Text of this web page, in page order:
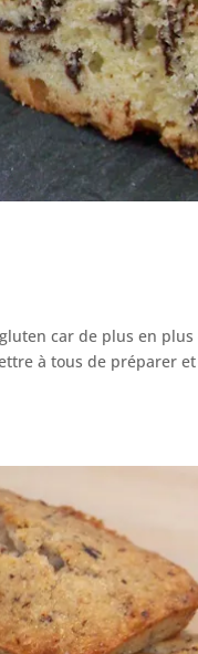
car de plus en
à tous de préparer